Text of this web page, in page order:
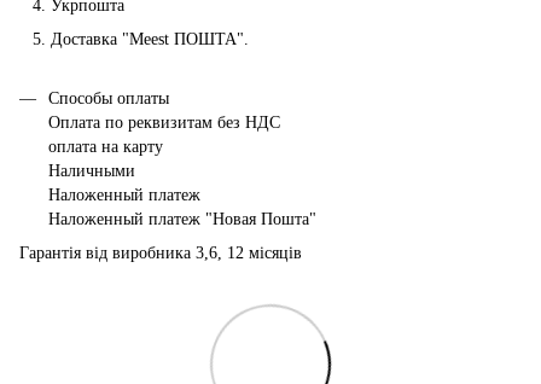
Укрпошта
Доставка "Мeest ПОШТА".
Способы оплаты
Оплата по реквизитам без НДС
оплата на карту
Наличными
Наложенный платеж
Наложенный платеж "Новая Пошта"
Гарантія від виробника 3,6, 12 місяців